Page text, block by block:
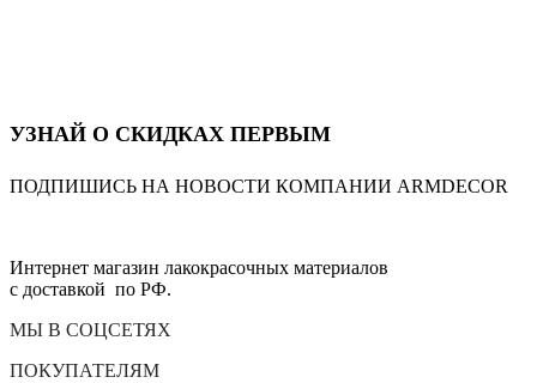
УЗНАЙ О СКИДКАХ ПЕРВЫМ
ПОДПИШИСЬ НА НОВОСТИ КОМПАНИИ ARMDECOR
Интернет магазин лакокрасочных материалов
с доставкой по РФ.
МЫ В СОЦСЕТЯХ
ПОКУПАТЕЛЯМ